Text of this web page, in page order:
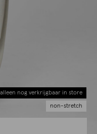
alleen nog verkrijgbaar in store
non-stretch